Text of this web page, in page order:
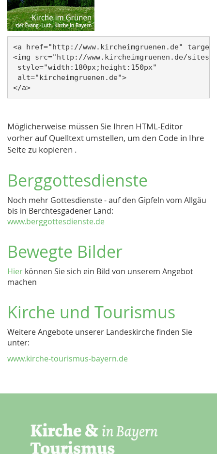
<a href="http://www.kircheimgruenen.de"
<img src="http://www.kircheimgruenen.de/sites/
style="width:180px;height:150px"
alt="kircheimgruenen.de">
</a>
Möglicherweise müssen Sie Ihren HTML-Editor
vorher auf Quelltext umstellen, um den Code in Ihre
Seite zu kopieren .
Berggottesdienste
Noch mehr Gottesdienste - auf den Gipfeln vom Allgäu
bis in Berchtesgadener Land:
www.berggottesdienste.de
Bewegte Bilder
Hier können Sie sich ein Bild von unserem Angebot
machen
Kirche und Tourismus
Weitere Angebote unserer Landeskirche finden Sie
unter:
www.kirche-tourismus-bayern.de